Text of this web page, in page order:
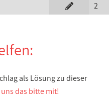
2
als Lösung zu dieser
das bitte mit!